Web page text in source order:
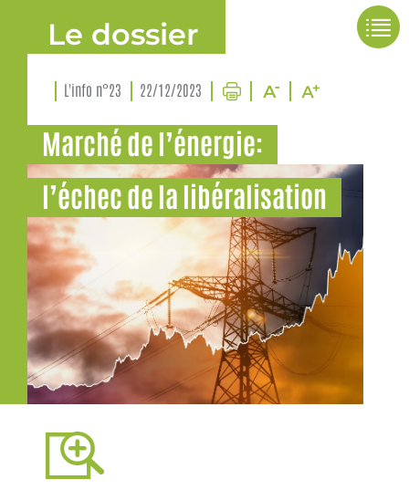
Le dossier
L'info n°23 22/12/2023
Marché de l’énergie:
l’échec de la libéralisation